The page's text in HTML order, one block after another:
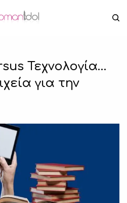
Τεχνολογία…
για την